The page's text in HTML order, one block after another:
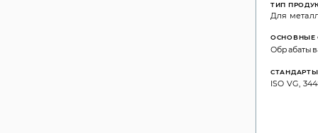
ТИП
Для
ОСНОВНЫЕ
СТАНДАРТЫ
ISO VG,